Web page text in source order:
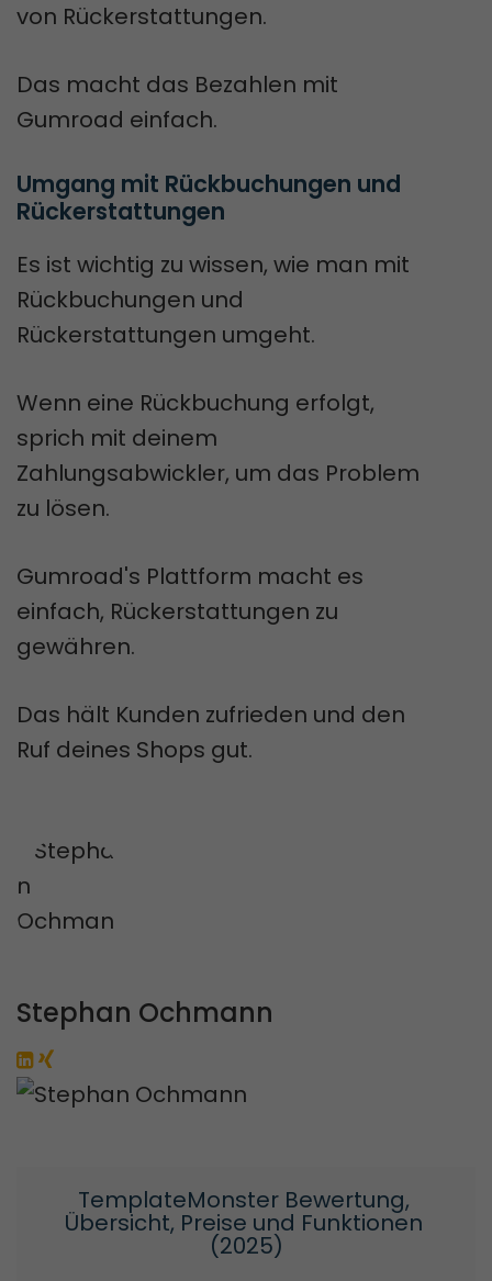
von Rückerstattungen.
Das macht das Bezahlen mit
Gumroad einfach.
Umgang mit Rückbuchungen und
Rückerstattungen
Es ist wichtig zu wissen, wie man mit
Rückbuchungen und
Rückerstattungen umgeht.
Wenn eine Rückbuchung erfolgt,
sprich mit deinem
Zahlungsabwickler, um das Problem
zu lösen.
Gumroad's Plattform macht es
einfach, Rückerstattungen zu
gewähren.
Das hält Kunden zufrieden und den
Ruf deines Shops gut.
Stephan Ochmann
TemplateMonster Bewertung,
Übersicht, Preise und Funktionen
(2025)